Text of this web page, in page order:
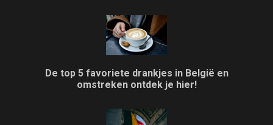
De top 5 favoriete drankjes in België en
omstreken ontdek je hier!